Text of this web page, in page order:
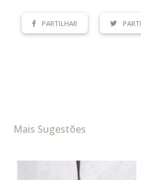
PARTILHAR
Mais Sugestões